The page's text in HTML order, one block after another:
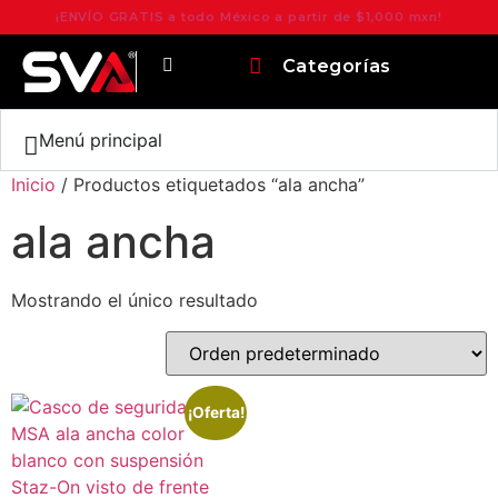
¡ENVÍO GRATIS a todo México a partir de $1,000 mxn!
Categorías
Menú principal
Inicio / Productos etiquetados “ala ancha”
ala ancha
Mostrando el único resultado
¡Oferta!